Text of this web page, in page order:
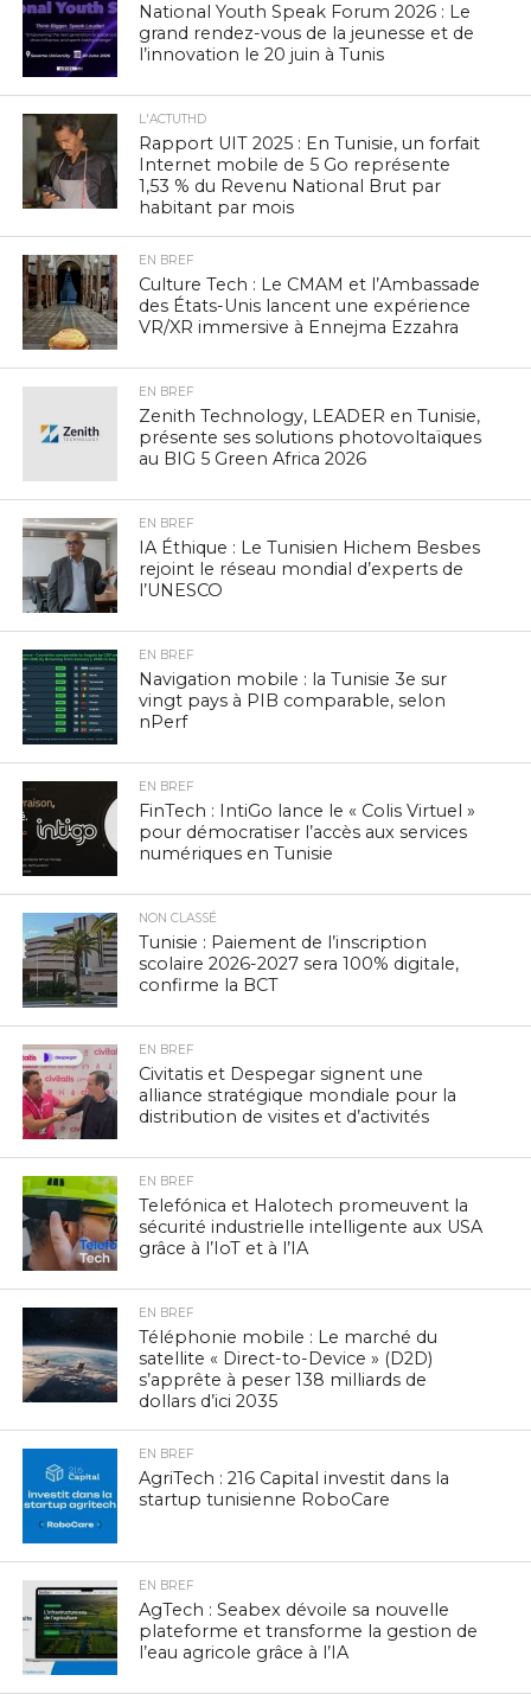
National Youth Speak Forum 2026 : Le
grand rendez-vous de la jeunesse et de
l’innovation le 20 juin à Tunis
L'ACTUTHD
Rapport UIT 2025 : En Tunisie, un forfait
Internet mobile de 5 Go représente
1,53 % du Revenu National Brut par
habitant par mois
EN BREF
Culture Tech : Le CMAM et l’Ambassade
des États-Unis lancent une expérience
VR/XR immersive à Ennejma Ezzahra
EN BREF
Zenith Technology, LEADER en Tunisie,
présente ses solutions photovoltaïques
au BIG 5 Green Africa 2026
EN BREF
IA Éthique : Le Tunisien Hichem Besbes
rejoint le réseau mondial d’experts de
l’UNESCO
EN BREF
Navigation mobile : la Tunisie 3e sur
vingt pays à PIB comparable, selon
nPerf
EN BREF
FinTech : IntiGo lance le « Colis Virtuel »
pour démocratiser l’accès aux services
numériques en Tunisie
NON CLASSÉ
Tunisie : Paiement de l’inscription
scolaire 2026-2027 sera 100% digitale,
confirme la BCT
EN BREF
Civitatis et Despegar signent une
alliance stratégique mondiale pour la
distribution de visites et d’activités
EN BREF
Telefónica et Halotech promeuvent la
sécurité industrielle intelligente aux USA
grâce à l’IoT et à l’IA
EN BREF
Téléphonie mobile : Le marché du
satellite « Direct-to-Device » (D2D)
s’apprête à peser 138 milliards de
dollars d’ici 2035
EN BREF
AgriTech : 216 Capital investit dans la
startup tunisienne RoboCare
EN BREF
AgTech : Seabex dévoile sa nouvelle
plateforme et transforme la gestion de
l’eau agricole grâce à l’IA